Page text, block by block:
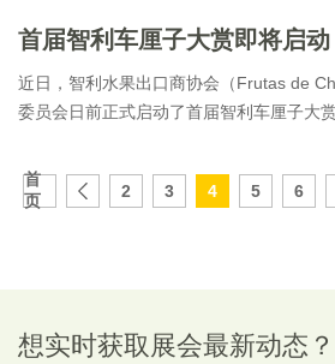
近日，智利水果出口商协会（Frutas de
委员会日前正式启动了首届智利车厘子大
杰出贡献的零售伙伴，共同见证品质与创新
首
页
2 3 4 5 6
想实时获取展会最新动态？